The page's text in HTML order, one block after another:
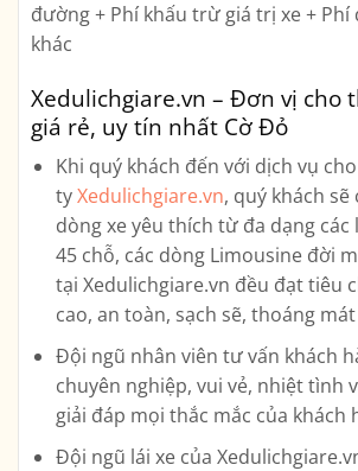
đường + Phí khấu trừ giá trị xe + Phí
khác
Xedulichgiare.vn – Đơn vị cho
giá rẻ, uy tín nhất Cờ Đỏ
Khi quý khách đến với dịch vụ
tyXedulichgiare.vn, quý khách
dòng xe yêu thích từ đa dạng các
45 chỗ, các dòng Limousine đời
tại Xedulichgiare.vn đều đạt tiêu
cao, an toàn, sạch sẽ, thoáng
Đội ngũ nhân viên tư vấn khách
chuyên nghiệp, vui vẻ, nhiệt tình
giải đáp mọi thắc mắc của khách
Đội ngũ lái xe của